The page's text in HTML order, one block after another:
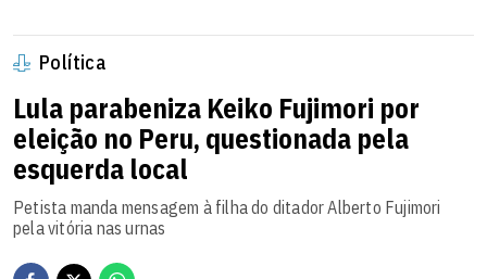
Política
Lula parabeniza Keiko Fujimori por
eleição no Peru, questionada pela
esquerda local
Petista manda mensagem à filha do ditador Alberto Fujimori
pela vitória nas urnas